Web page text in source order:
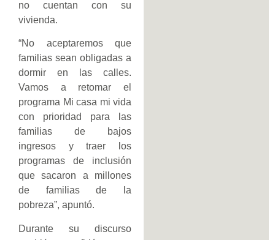
no cuentan con su
vivienda.
“No aceptaremos que
familias sean obligadas a
dormir en las calles.
Vamos a retomar el
programa Mi casa mi vida
con prioridad para las
familias de bajos
ingresos y traer los
programas de inclusión
que sacaron a millones
de familias de la
pobreza”, apuntó.
Durante su discurso